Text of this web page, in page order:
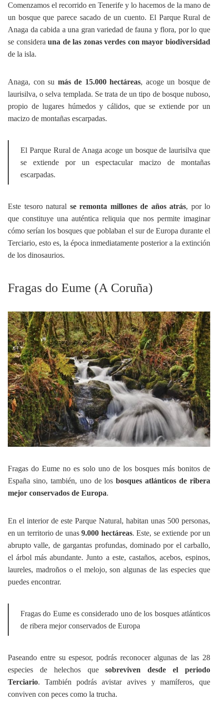
Comenzamos el recorrido en Tenerife y lo hacemos de la mano de
un bosque que parece sacado de un cuento. El Parque Rural de
Anaga da cabida a una gran variedad de fauna y flora, por lo que
se considerauna de las zonas verdes con mayor biodiversidad
de la isla.
Anaga, con su más de 15.000 hectáreas, acoge un bosque de
laurisilva, o selva templada. Se trata de un tipo de bosque nuboso,
propio de lugares húmedos y cálidos, que se extiende por un
macizo de montañas escarpadas.
El Parque Rural de Anaga acoge un bosque de laurisilva que
se extiende por un espectacular macizo de montañas
escarpadas.
Este tesoro natural se remonta millones de años atrás, por lo
que constituye una auténtica reliquia que nos permite imaginar
cómo serían los bosques que poblaban el sur de Europa durante el
Terciario, esto es, la época inmediatamente posterior a la extinción
de los dinosaurios.
Fragas do Eume (A Coruña)
Fragas do Eume no es solo uno de los bosques más bonitos de
España sino, también, uno de losbosques atlánticos de ribera
mejor conservados de Europa.
En el interior de este Parque Natural, habitan unas 500 personas,
en un territorio de unas9.000 hectáreas. Este, se extiende por un
abrupto valle, de gargantas profundas, dominado por el carballo,
el árbol más abundante. Junto a este, castaños, acebos, espinos,
laureles, madroños o el melojo, son algunas de las especies que
puedes encontrar.
Fragas do Eume es considerado uno de los bosques atlánticos
de ribera mejor conservados de Europa
Paseando entre su espesor, podrás reconocer algunas de las 28
especies de helechos quesobreviven desde el periodo
Terciario. También podrás avistar avives y mamíferos, que
conviven con peces como la trucha.